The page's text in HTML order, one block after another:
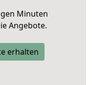
Minuten
Angebote.
erhalten